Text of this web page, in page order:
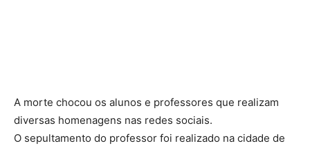
A morte chocou os alunos e professores que realizam
diversas homenagens nas redes sociais.
O sepultamento do professor foi realizado na cidade de